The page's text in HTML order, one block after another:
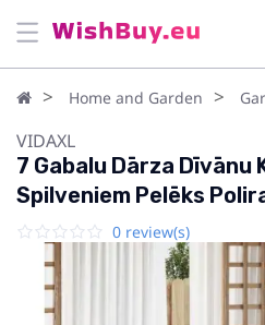
Home and Garden
VIDAXL
7 Gabalu Dārza Dīvānu
Spilveniem Pelēks
0 review(s)